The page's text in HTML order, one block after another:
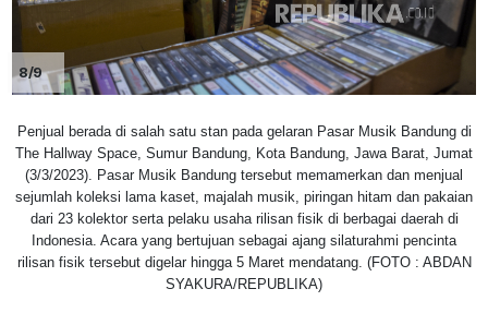
8/9
Penjual berada di salah satu stan pada gelaran Pasar Musik Bandung di
The Hallway Space, Sumur Bandung, Kota Bandung, Jawa Barat, Jumat
(3/3/2023). Pasar Musik Bandung tersebut memamerkan dan menjual
sejumlah koleksi lama kaset, majalah musik, piringan hitam dan pakaian
dari 23 kolektor serta pelaku usaha rilisan fisik di berbagai daerah di
Indonesia. Acara yang bertujuan sebagai ajang silaturahmi pencinta
rilisan fisik tersebut digelar hingga 5 Maret mendatang. (FOTO : ABDAN
SYAKURA/REPUBLIKA)